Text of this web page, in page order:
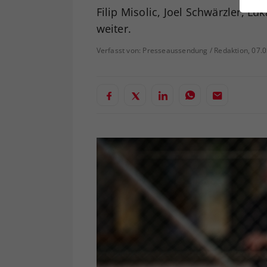
Filip Misolic, Joel Schwärzler,
weiter.
Verfasst von: Presseaussendung / Redaktion,